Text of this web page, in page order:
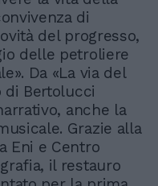
di
del progresso,
delle petroliere
Da «La via del
di Bertolucci
anche la
Grazie alla
Eni e Centro
il restauro